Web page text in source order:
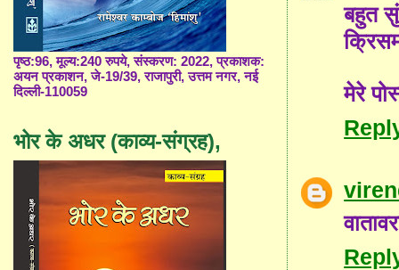
बहुत
मेरे
पृष्ठ:96, मूल्य:240 रुपये, संस्करण: 2022, प्रकाशक:
अयन प्रकाशन, जे-19/39, राजापुरी, उत्तम नगर, नई
दिल्ली-110059
भोर के अधर (काव्य-संग्रह),